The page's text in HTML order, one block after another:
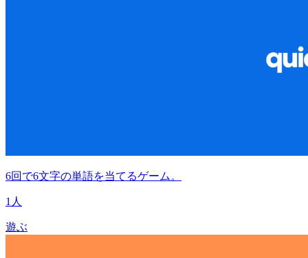
6回で6文字の単語を当てるゲーム。
1人
遊ぶ